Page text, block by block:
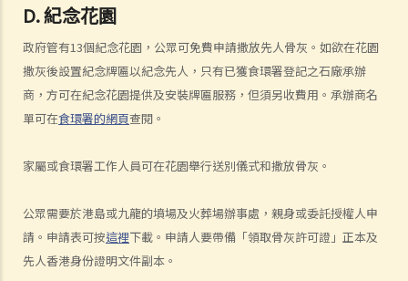
D. 紀念花園
政府管有13個紀念花園，公眾可免費申請撒放先人骨灰。如欲在花園
撒灰後設置紀念牌匾以紀念先人，只有已獲食環署登記之石廠承辦
商，方可在紀念花園提供及安裝牌匾服務，但須另收費用。承辦商名
單可在食環署的網頁查閱。
家屬或食環署工作人員可在花園舉行送別儀式和撒放骨灰。
公眾需要於港島或九龍的墳場及火葬場辦事處，親身或委託授權人申
請。申請表可按這裡下載。申請人要帶備「領取骨灰許可證」正本及
先人香港身份證明文件副本。
F. 遺體／骨殖／骨灰出入香港
人身傷亡
傷者本人
何謂「人身傷害」？
我受傷後，何時可提出申索？
人身傷害訴訟所涉的法律程序
1. 申索信（原告人）及建設性的答覆（被告人）
2. 傳訊令狀
3. 申索陳述書